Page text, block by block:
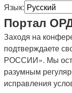
Язык:
Портал
Заходя на
подтверждаете
РОССИИ». Мы
разумным
исправления